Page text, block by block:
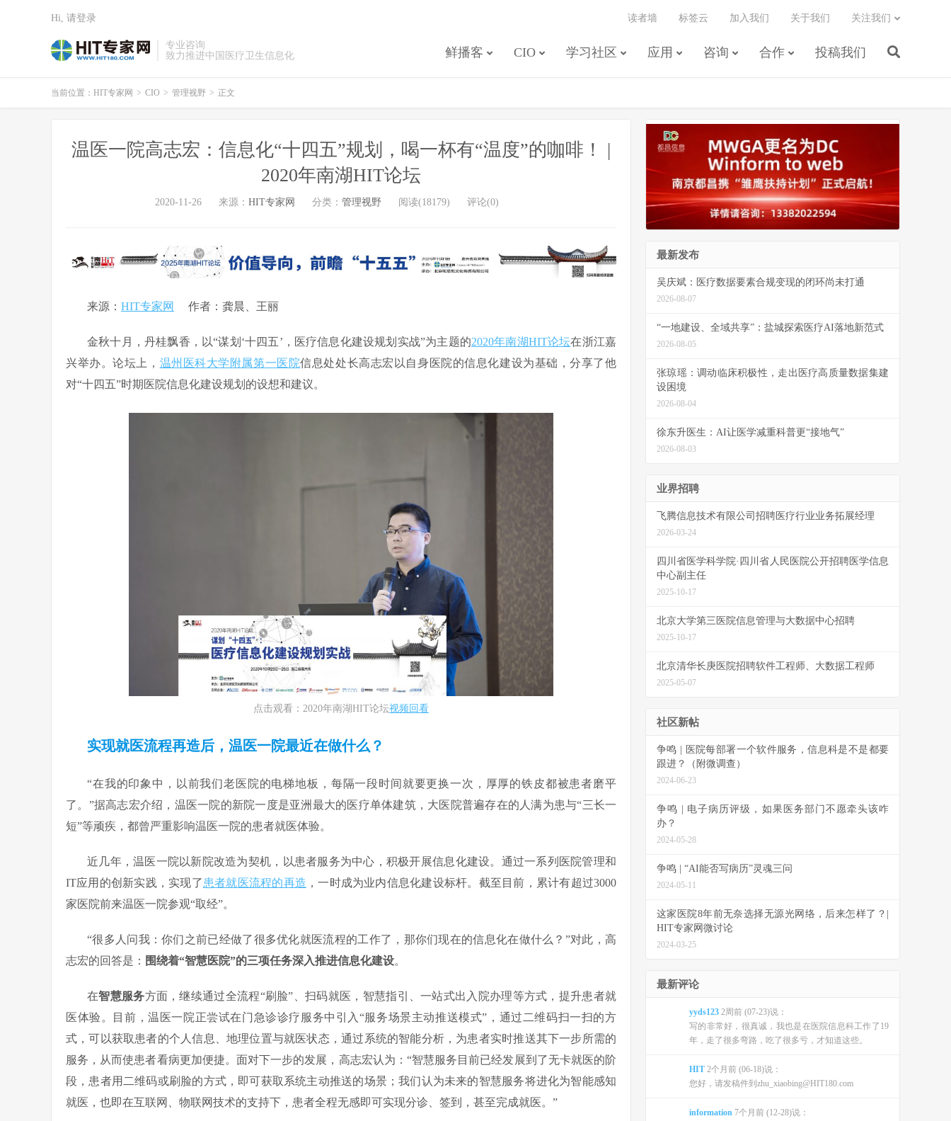
专业咨询
致力推进中国医疗卫生信息化
鲜播客 CIO 学习社区 应用 咨询 合作 投稿我们
读者墙 标签云 加入我们 关于我们 关注我们
Hi, 请登录
当前位置： HIT专家网 > CIO > 管理视野 > 正文
温医一院高志宏：信息化“十四五”规划，喝一杯有“温度”的咖啡！ |
2020年南湖HIT论坛
2020-11-26 来源： HIT专家网 分类： 管理视野 阅读(18179) 评论(0)
来源： HIT专家网 作者：龚晨、王丽
金秋十月，丹桂飘香，以“谋划‘十四五’，医疗信息化建设规划实战”为主题的2020年南湖HIT论坛在浙江嘉
兴举办。论坛上， 温州医科大学附属第一医院信息处处长高志宏以自身医院的信息化建设为基础，分享了他
对“十四五”时期医院信息化建设规划的设想和建议。
点击观看：2020年南湖HIT论坛视频回看
实现就医流程再造后，温医一院最近在做什么？
“在我的印象中，以前我们老医院的电梯地板，每隔一段时间就要更换一次，厚厚的铁皮都被患者磨平
了。”据高志宏介绍，温医一院的新院一度是亚洲最大的医疗单体建筑，大医院普遍存在的人满为患与“三长一
短”等顽疾，都曾严重影响温医一院的患者就医体验。
近几年，温医一院以新院改造为契机，以患者服务为中心，积极开展信息化建设。通过一系列医院管理和
IT应用的创新实践，实现了患者就医流程的再造 ，一时成为业内信息化建设标杆。截至目前，累计有超过3000
家医院前来温医一院参观“取经”。
“很多人问我：你们之前已经做了很多优化就医流程的工作了，那你们现在的信息化在做什么？”对此，高
志宏的回答是： 围绕着“智慧医院”的三项任务深入推进信息化建设。
在智慧服务方面，继续通过全流程“刷脸”、扫码就医，智慧指引、一站式出入院办理等方式，提升患者就
医体验。目前，温医一院正尝试在门急诊诊疗服务中引入“服务场景主动推送模式”，通过二维码扫一扫的方
式，可以获取患者的个人信息、地理位置与就医状态，通过系统的智能分析，为患者实时推送其下一步所需的
服务，从而使患者看病更加便捷。面对下一步的发展，高志宏认为：“智慧服务目前已经发展到了无卡就医的阶
段，患者用二维码或刷脸的方式，即可获取系统主动推送的场景；我们认为未来的智慧服务将进化为智能感知
就医，也即在互联网、物联网技术的支持下，患者全程无感即可实现分诊、签到，甚至完成就医。”
最新发布
吴庆斌：医疗数据要素合规变现的闭环尚未打通
2026-08-07
“一地建设、全域共享”：盐城探索医疗AI落地新范式
2026-08-05
张琼瑶：调动临床积极性，走出医疗高质量数据集建
设困境
2026-08-04
徐东升医生：AI让医学减重科普更“接地气”
2026-08-03
业界招聘
飞腾信息技术有限公司招聘医疗行业业务拓展经理
2026-03-24
四川省医学科学院·四川省人民医院公开招聘医学信息
中心副主任
2025-10-17
北京大学第三医院信息管理与大数据中心招聘
2025-10-17
北京清华长庚医院招聘软件工程师、大数据工程师
2025-05-07
社区新帖
争鸣 | 医院每部署一个软件服务，信息科是不是都要
跟进？（附微调查）
2024-06-23
争鸣 | 电子病历评级，如果医务部门不愿牵头该咋
办？
2024-05-28
争鸣 | “AI能否写病历”灵魂三问
2024-05-11
这家医院8年前无奈选择无源光网络，后来怎样了？|
HIT专家网微讨论
2024-03-25
最新评论
yyds123 2周前 (07-23)说：
写的非常好，很真诚，我也是在医院信息科工作了19
年，走了很多弯路，吃了很多亏，才知道这些。
HIT 2个月前 (06-18)说：
您好，请发稿件到zhu_xiaobing@HIT180.com
information 7个月前 (12-28)说：